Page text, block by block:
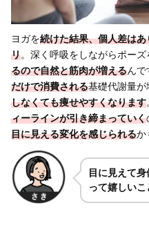
ヨガを続けた結果、個人差は
リ。深く呼吸をしながらポーズ
るので自然と筋肉が増えるんで
だけで消費される基礎代謝量が
しなくても痩せやすくなります
ィーラインが引き締まっていく
目に見える変化を感じられるか
目に見えて
って嬉しいこ